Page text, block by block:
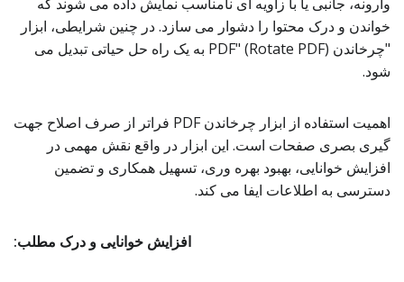
خواندن و درک محتوا را دشوار می سازد. در چنین شرایطی، ابزار
"چرخاندن PDF" (Rotate PDF) به یک راه حل حیاتی تبدیل می
شود.
اهمیت استفاده از ابزار چرخاندن PDF فراتر از صرف اصلاح جهت
گیری بصری صفحات است. این ابزار در واقع نقش مهمی در
افزایش خوانایی، بهبود بهره وری، تسهیل همکاری و تضمین
دسترسی به اطلاعات ایفا می کند.
افزایش خوانایی و درک مطلب: